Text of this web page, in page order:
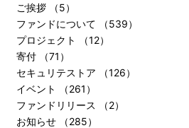
ご挨拶 （5）
ファンドについて （539）
プロジェクト （12）
寄付 （71）
セキュリテストア （126）
イベント （261）
ファンドリリース （2）
お知らせ （285）